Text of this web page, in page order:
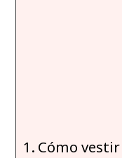
Cómo